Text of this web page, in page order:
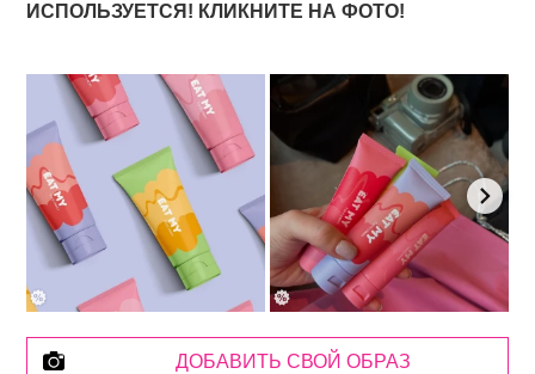
ИСПОЛЬЗУЕТСЯ! КЛИКНИТЕ НА ФОТО!
ДОБАВИТЬ СВОЙ ОБРАЗ